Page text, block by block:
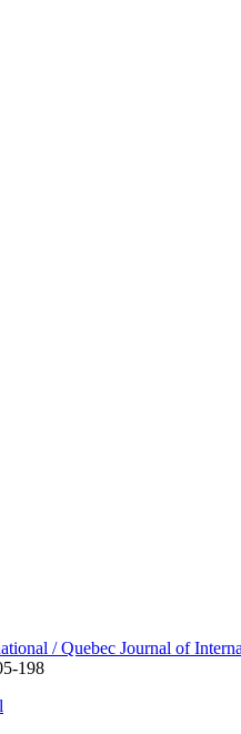
/ Quebec Journal of
198